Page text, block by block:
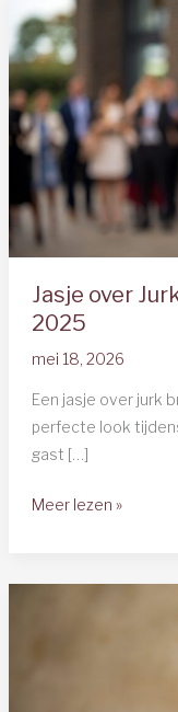
Jasje over
2025
mei 18, 2026
Een jasje over jurk
perfecte look
gast […]
Jasje
Bruiloft:
Meer lezen »